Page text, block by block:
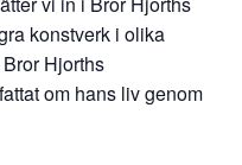
konstverk i olika
Hjorths
om hans liv genom